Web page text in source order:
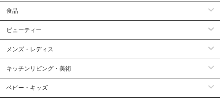
食品
ビューティー
メンズ・レディス
キッチンリビング・美術
ベビー・キッズ